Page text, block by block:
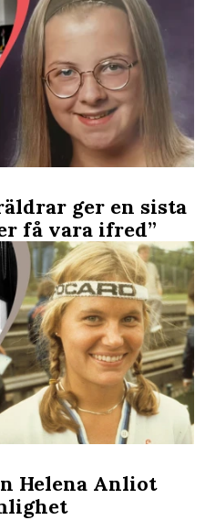
ger en sista
få vara ifred”
Helena Anliot